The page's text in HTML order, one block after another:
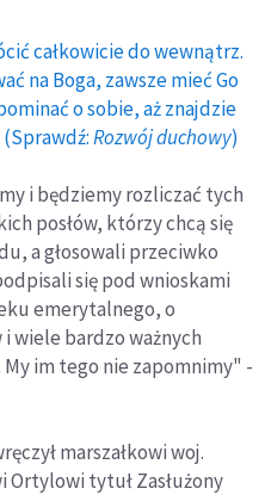
całkowicie do wewnątrz.
na Boga, zawsze mieć Go
o sobie, aż znajdzie
Rozwój duchowy)
i będziemy rozliczać tych
posłów, którzy chcą się
a głosowali przeciwko
się pod wnioskami
emerytalnego, o
wiele bardzo ważnych
im tego nie zapomnimy" -
marszałkowi woj.
Ortylowi tytuł Zasłużony